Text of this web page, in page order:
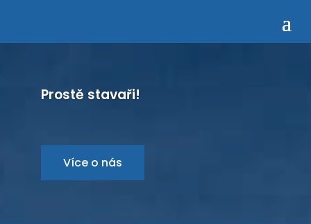
Prostě stavaři!
Více o nás